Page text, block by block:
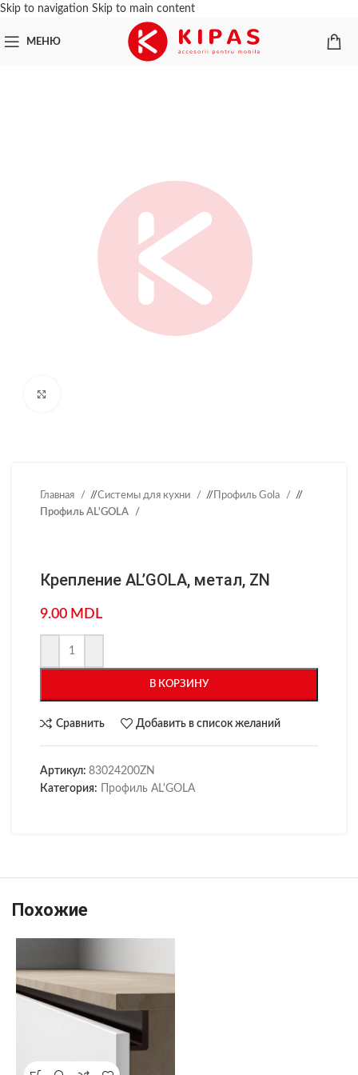
Skip to navigation Skip to main content
МЕНЮ
Главная / Системы для кухни / Профиль Gola
/
Профиль AL'GOLA
Крепление AL’GOLA, метал, ZN
9.00 MDL
В КОРЗИНУ
Сравнить Добавить в список желаний
Артикул: 83024200ZN
Категория:
Профиль AL'GOLA
Похожие